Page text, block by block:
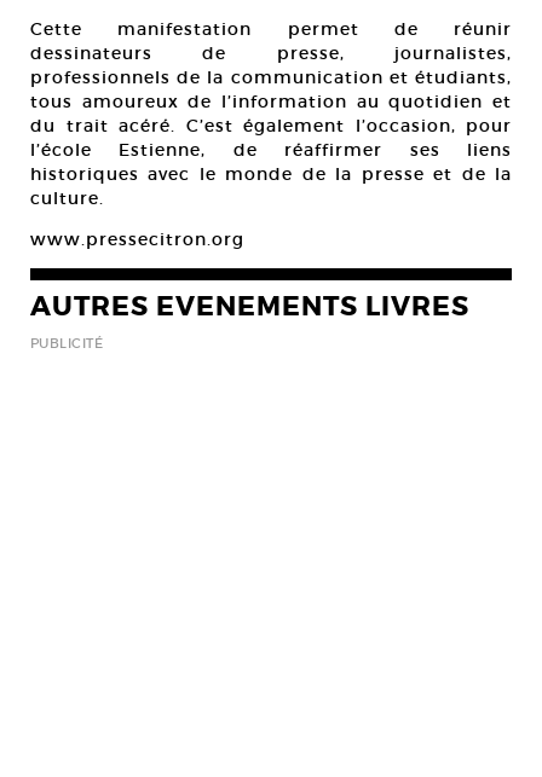
Cette manifestation permet de réunir
dessinateurs de presse, journalistes,
professionnels de la communication et étudiants,
tous amoureux de l’information au quotidien et
du trait acéré. C’est également l’occasion, pour
l’école Estienne, de réaffirmer ses liens
historiques avec le monde de la presse et de la
culture.
www.pressecitron.org
AUTRES EVENEMENTS LIVRES
PUBLICITÉ